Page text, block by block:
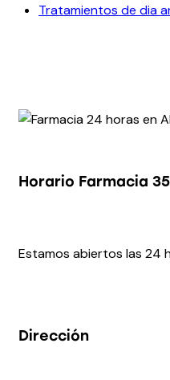
Tratamientos de dia
Horario Farmacia
Estamos abiertos las 24
Dirección